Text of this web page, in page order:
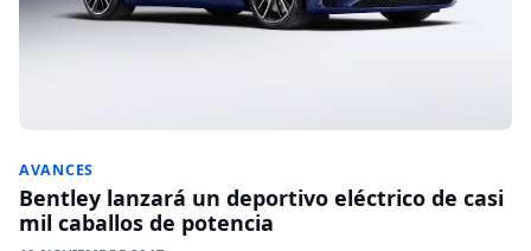
AVANCES
Bentley lanzará un deportivo eléctrico de casi
mil caballos de potencia